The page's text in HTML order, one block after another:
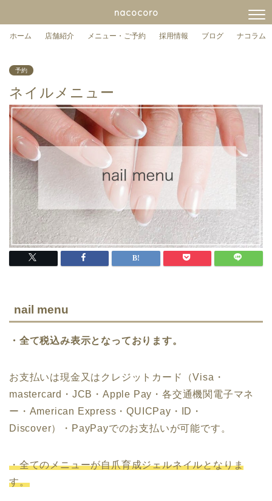
nacocoro
ホーム 店舗紹介 メニュー・ご予約 採用情報 ブログ ナコラム
予約
ネイルメニュー
nail menu
・全て税込み表示となっております。
お支払いは現金又はクレジットカード（Visa・
mastercard・JCB・Apple Pay・各交通機関電子マネ
ー・American Express・QUICPay・ID・
Discover）・PayPayでのお支払いが可能です。
・全てのメニューが自爪育成ジェルネイルとなりま
す。